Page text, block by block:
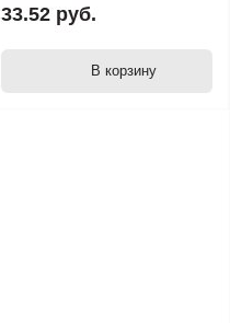
33.52 руб.
В корзину